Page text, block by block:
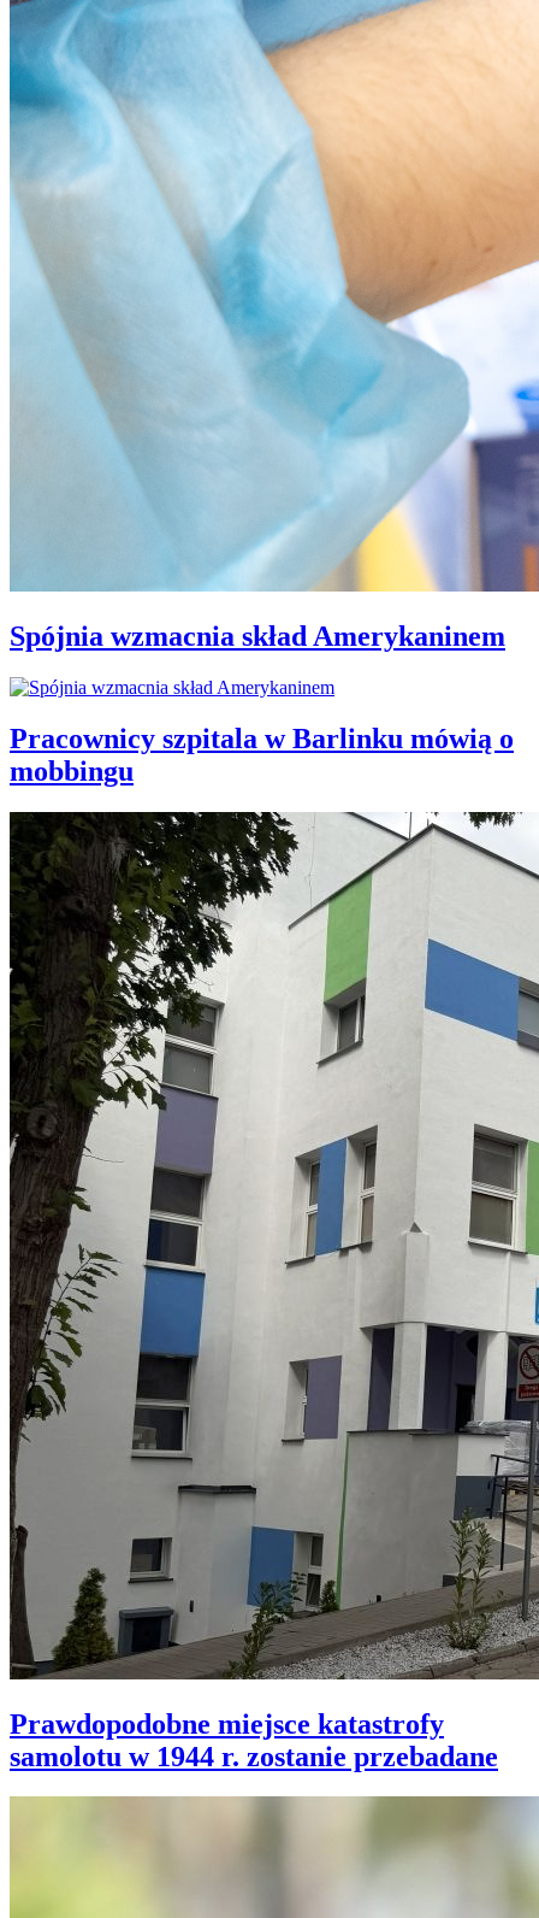
Spójnia wzmacnia skład Amerykaninem
Pracownicy szpitala w Barlinku mówią o
mobbingu
Prawdopodobne miejsce katastrofy
samolotu w 1944 r. zostanie przebadane